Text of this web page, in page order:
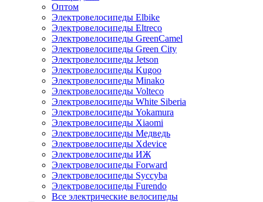
Оптом
Электровелосипеды Elbike
Электровелосипеды Eltreco
Электровелосипеды GreenCamel
Электровелосипеды Green City
Электровелосипеды Jetson
Электровелосипеды Kugoo
Электровелосипеды Minako
Электровелосипеды Volteco
Электровелосипеды White Siberia
Электровелосипеды Yokamura
Электровелосипеды Xiaomi
Электровелосипеды Медведь
Электровелосипеды Xdevice
Электровелосипеды ИЖ
Электровелосипеды Forward
Электровелосипеды Syccyba
Электровелосипеды Furendo
Все электрические велосипеды